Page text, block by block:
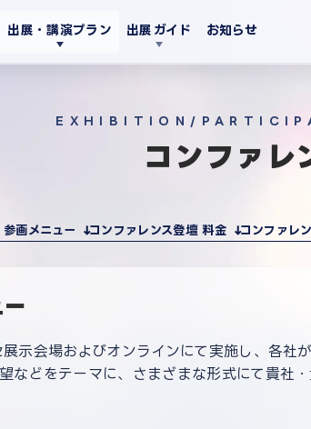
出展・講演プラン 出展ガイド お知らせ
EXHIBITION/
コンファレ
画メニュー コンファレンス登壇 料金 コンファレ
示会場およびオンラインにて実施し、各社
などをテーマに、さまざまな形式にて貴社